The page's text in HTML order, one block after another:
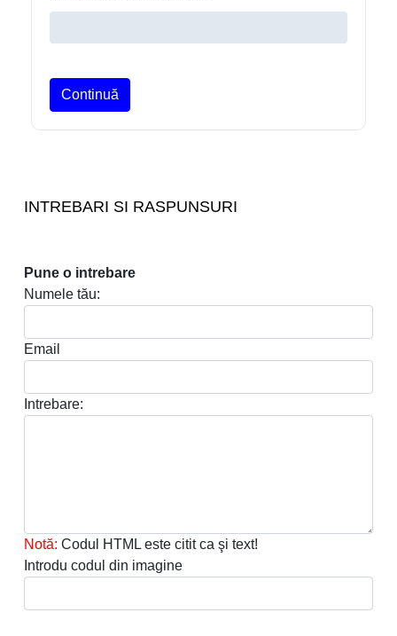
Continuă
INTREBARI SI RASPUNSURI
Pune o intrebare
Numele tău:
Email
Intrebare:
Notă: Codul HTML este citit ca şi text!
Introdu codul din imagine